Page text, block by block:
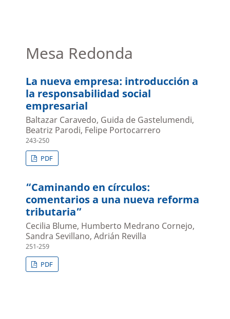
Mesa Redonda
La nueva empresa: introducción a
la responsabilidad social
empresarial
Baltazar Caravedo, Guida de Gastelumendi,
Beatriz Parodi, Felipe Portocarrero
243-250
PDF
“Caminando en círculos:
comentarios a una nueva reforma
tributaria”
Cecilia Blume, Humberto Medrano Cornejo,
Sandra Sevillano, Adrián Revilla
251-259
PDF